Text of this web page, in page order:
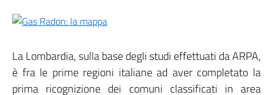
La Lombardia, sulla base degli studi effettuati da ARPA,
è fra le prime regioni italiane ad aver completato la
prima ricognizione dei comuni classificati in area